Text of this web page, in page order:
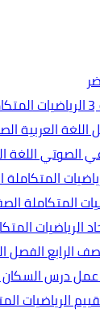
العربية
اللغة
الرياضيات
الفصل الدراسي
درس السكان
الرياضيات